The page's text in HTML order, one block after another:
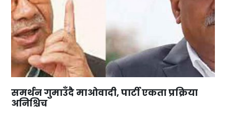
समर्थन गुमाउँदै माओवादी, पार्टी एकता प्रक्रिया
अनिश्चिच